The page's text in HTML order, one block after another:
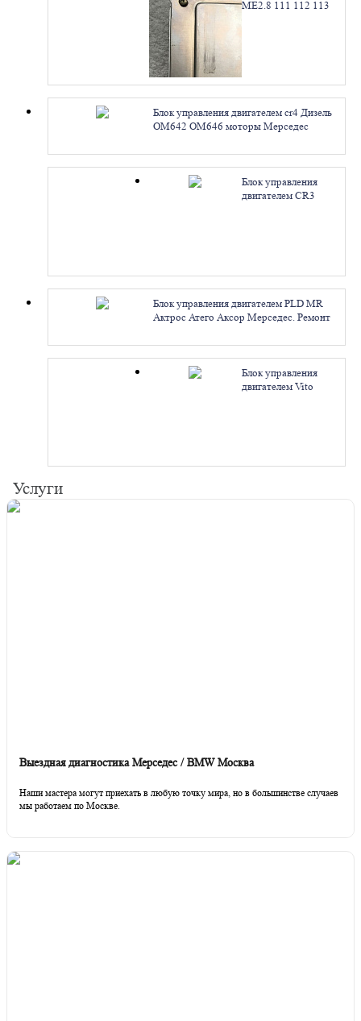
ME2.8 111 112 113
Блок управления двигателем cr4 Дизель
OM642 OM646 моторы Мерседес
Блок управления
двигателем CR3
Блок управления двигателем PLD MR
Актрос Атего Аксор Мерседес. Ремонт
Блок управления
двигателем Vito
Услуги
Выездная диагностика Мерседес / BMW Москва
Наши мастера могут приехать в любую точку мира, но в большинстве случаев
мы работаем по Москве.